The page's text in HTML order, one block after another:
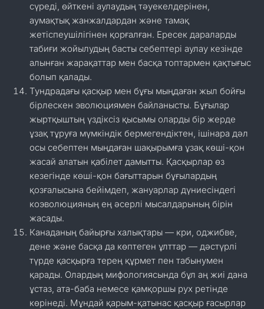
сүреді, өйткені аулаудың тәуекелдерінен,
аумақтық жанжалдардан және тамақ
жетіспеушілігінен қорғалған. Ересек дараларды
табиғи жойылудың басты себептері аулау кезінде
алынған жарақаттар мен басқа топтармен қақтығыс
болып қалады.
Тундрадағы қасқыр мен бұғы мыңдаған жыл бойғы
бірлескен эволюциямен байланысты. Бұғылар
жыртқыштың үздіксіз қысымы оларды бір жерде
ұзақ тұруға мүмкіндік бермегендіктен, ішінара дәл
осы себептен мыңдаған шақырымға ұзақ көші-қон
жасай алатын қабілет дамытты. Қасқырлар өз
кезегінде көші-қон бағыттарын бұғылардың
қозғалысына бейімдеп, жануарлар дүниесіндегі
коэволюцияның ең әсерлі мысалдарының бірін
жасады.
Канаданың байырғы халықтары — кри, оджибве,
дене және басқа да көптеген ұлттар — дәстүрлі
түрде қасқырға терең құрмет пен табынумен
қарады. Олардың мифологиясында бұл аң жиі дана
ұстаз, ата-баба немесе қамқоршы рух ретінде
көрінеді. Мұндай қарым-қатынас қасқыр ғасырлар